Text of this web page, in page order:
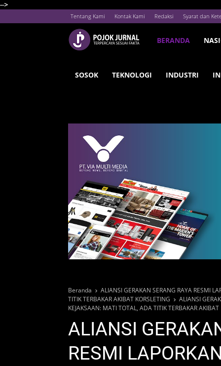
-->
Tentang Kami Kontak Kami Redaksi Syarat dan
BERANDA
SOSOK TEKNOLOGI INDUSTRI
Beranda
ALIANSI GERAKAN SERANG RAYA RESMI
TITIK TERBAKAR AKIBAT KORSLETING
ALIANSI
KEJAKSAAN: MATI TOTAL, ADA TITIK TERBAKAR AKIBAT
ALIANSI
RESMI